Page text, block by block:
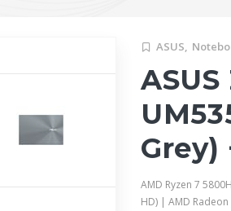
ASUS,
Grey)
AMD Ryzen 7
HD) | AMD